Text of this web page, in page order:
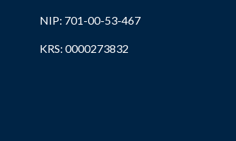
NIP: 701-00-53-467
KRS: 0000273832